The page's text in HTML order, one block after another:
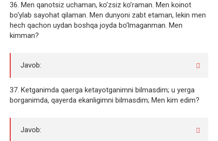
36. Men qanotsiz uchaman, ko’zsiz ko’raman. Men koinot
bo‘ylab sayohat qilaman. Men dunyoni zabt etaman, lekin men
hech qachon uydan boshqa joyda bo’lmaganman. Men
kimman?
Javob:
37. Ketganimda qaerga ketayotganimni bilmasdim; u yerga
borganimda, qayerda ekanligimni bilmasdim; Men kim edim?
Javob: